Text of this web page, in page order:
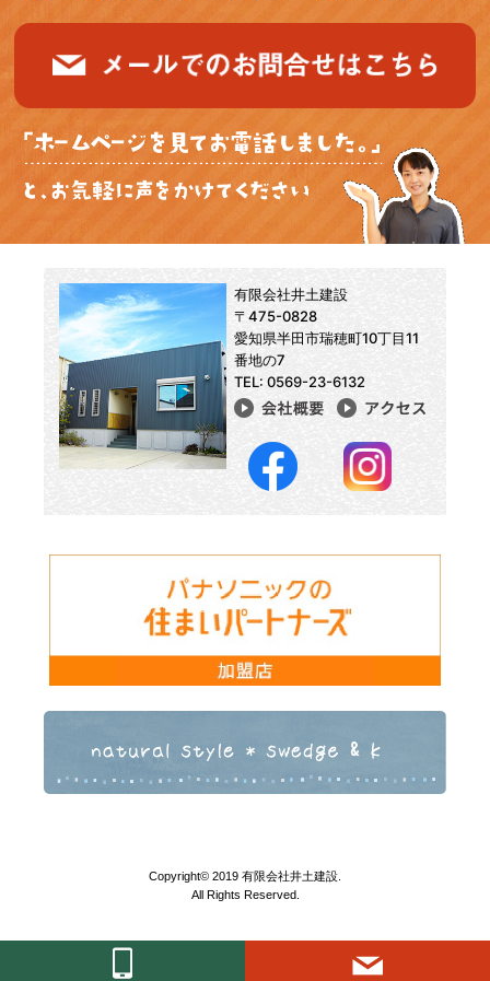
有限会社井土建設
〒475-0828
愛知県半田市瑞穂町10丁目11
番地の7
TEL: 0569-23-6132
Copyright© 2019 有限会社井土建設.
All Rights Reserved.